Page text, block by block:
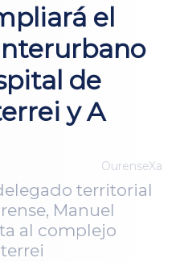
el
de
y A
OurenseXa
territorial
Manuel
al complejo